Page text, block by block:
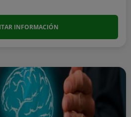
INFORMACIÓN